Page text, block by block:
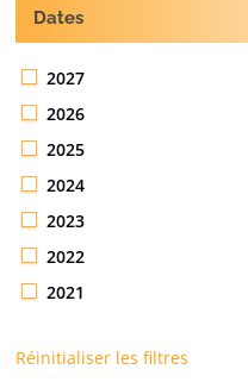
Dates
2027
2026
2025
2024
2023
2022
2021
Réinitialiser les filtres